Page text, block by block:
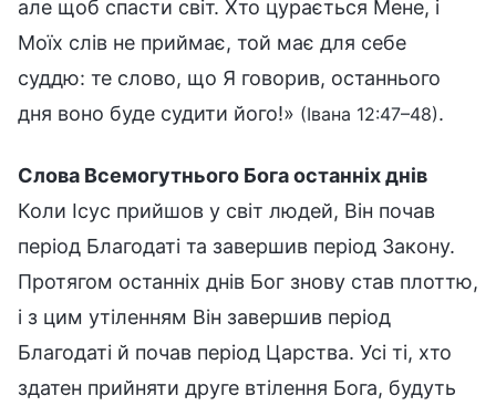
але щоб спасти світ. Хто цурається Мене, і
Моїх слів не приймає, той має для себе
суддю: те слово, що Я говорив, останнього
дня воно буде судити його!» (Івана 12:47–48).
Слова Всемогутнього Бога останніх днів
Коли Ісус прийшов у світ людей, Він почав
період Благодаті та завершив період Закону.
Протягом останніх днів Бог знову став плоттю,
і з цим утіленням Він завершив період
Благодаті й почав період Царства. Усі ті, хто
здатен прийняти друге втілення Бога, будуть